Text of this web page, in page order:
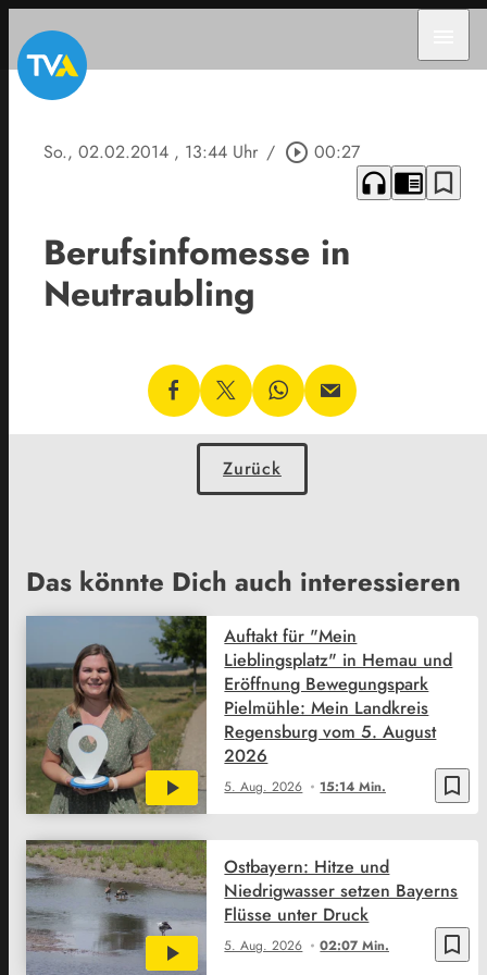
So., 02.02.2014 , 13:44 Uhr / play_circle_outline 00:27
headphones chrome_reader_mode bookmark_border
Berufsinfomesse in
Neutraubling
Zurück
Das könnte Dich auch interessieren
bookmark_border
5. Aug. 2026 15:14 Min.
Auftakt für "Mein
Lieblingsplatz" in Hemau und
Eröffnung Bewegungspark
Pielmühle: Mein Landkreis
Regensburg vom 5. August
2026
bookmark_border
5. Aug. 2026 02:07 Min.
Ostbayern: Hitze und
Niedrigwasser setzen Bayerns
Flüsse unter Druck